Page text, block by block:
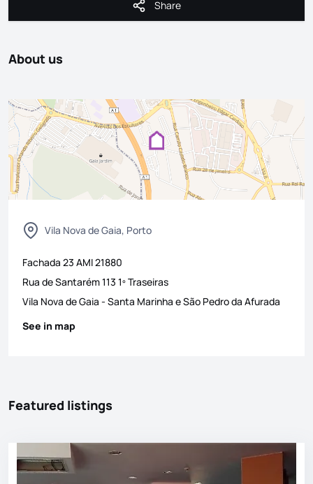
Share
Share
About us
Vila Nova de Gaia, Porto
Fachada 23 AMI21880
Rua de Santarém 113 1º Traseiras
Vila Nova de Gaia - Santa Marinha e São Pedro da Afurada
See in map
Featured listings